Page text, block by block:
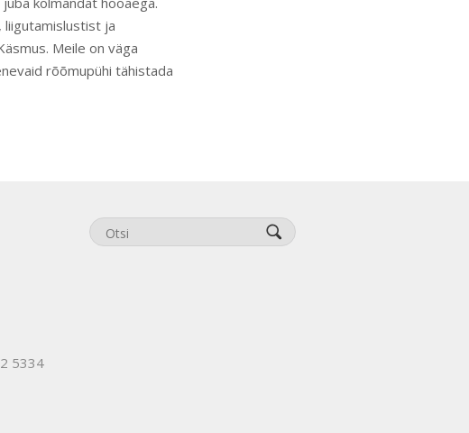
liigutamislustist ja
Meile on väga
rõõmupühi tähistada
5334